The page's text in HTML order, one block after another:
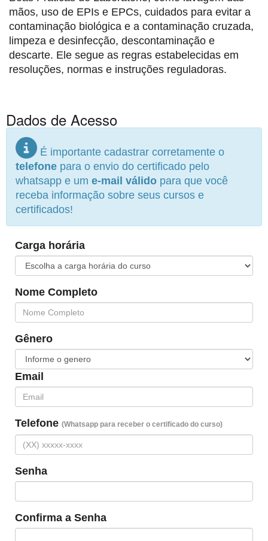
mãos, uso de EPIs e EPCs, cuidados para evitar a
contaminação biológica e a contaminação cruzada,
limpeza e desinfecção, descontaminação e
descarte. Ele segue as regras estabelecidas em
resoluções, normas e instruções reguladoras.
Dados de Acesso
É importante cadastrar corretamente o
telefone para o envio do certificado pelo
whatsapp e um e-mail válido para que você
receba informação sobre seus cursos e
certificados!
Carga horária
Nome Completo
Gênero
Email
Telefone (Whatsapp para receber o certificado do curso)
Senha
Confirma a Senha